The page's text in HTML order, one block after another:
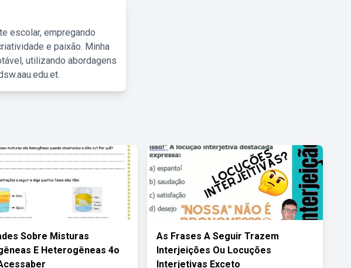
escolar, empregando
e paixão. Minha
utilizando abordagens
Sobre Misturas
E Heterogêneas 4o
As Frases A Seguir Trazem
Interjeições Ou Locuções
Interjetivas Exceto